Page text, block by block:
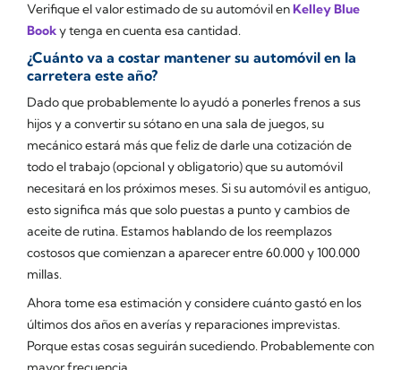
Verifique el valor estimado de su automóvil enKelley Blue
Booky tenga en cuenta esa cantidad.
¿Cuánto va a costar mantener su automóvil en la
carretera este año?
Dado que probablemente lo ayudó a ponerles frenos a sus
hijos y a convertir su sótano en una sala de juegos, su
mecánico estará más que feliz de darle una cotización de
todo el trabajo (opcional y obligatorio) que su automóvil
necesitará en los próximos meses. Si su automóvil es antiguo,
esto significa más que solo puestas a punto y cambios de
aceite de rutina. Estamos hablando de los reemplazos
costosos que comienzan a aparecer entre 60.000 y 100.000
millas.
Ahora tome esa estimación y considere cuánto gastó en los
últimos dos años en averías y reparaciones imprevistas.
Porque estas cosas seguirán sucediendo. Probablemente con